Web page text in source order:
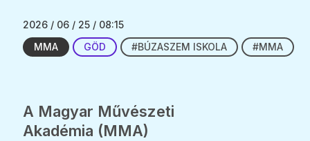
2026 / 06 / 25 / 08:15
MMA
GÖD #BÚZASZEM ISKOLA #MMA
A Magyar Művészeti
Akadémia (MMA)